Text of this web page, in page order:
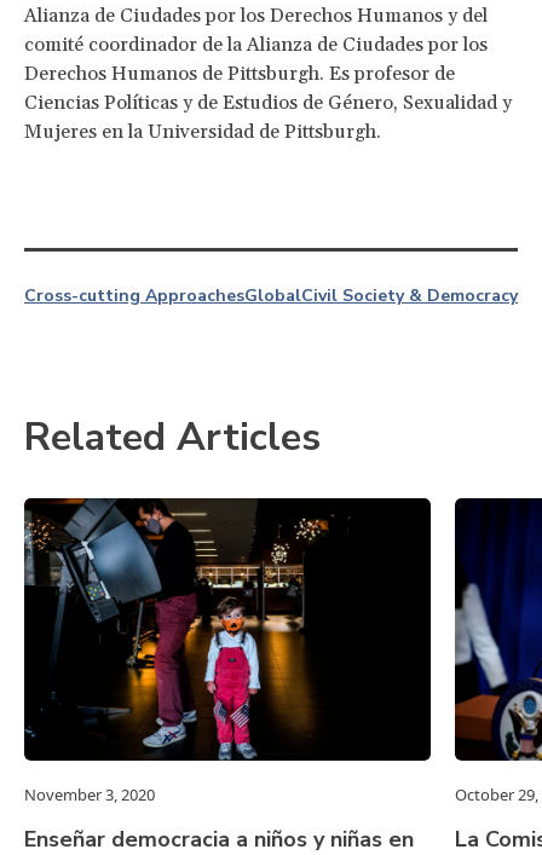
Alianza de Ciudades por los Derechos Humanos y del
comité coordinador de la Alianza de Ciudades por los
Derechos Humanos de Pittsburgh. Es profesor de
Ciencias Políticas y de Estudios de Género, Sexualidad y
Mujeres en la Universidad de Pittsburgh.
Cross-cutting ApproachesGlobalCivil Society & Democracy
Related Articles
November 3, 2020
Enseñar democracia a niños y niñas en
October 29,
La